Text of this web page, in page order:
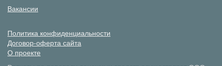
Вакансии
Политика конфиденциальности
Договор-оферта сайта
О проекте